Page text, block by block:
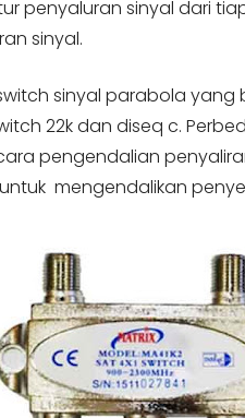
penyaluran sinyal dari
sinyal.
sinyal parabola yang
22k dan diseq c.
pengendalian
mengendalikan